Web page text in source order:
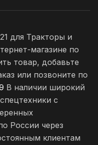
для Тракторы и
магазине по
товар, добавьте
или позвоните по
В наличии широкий
с
России через
клиентам